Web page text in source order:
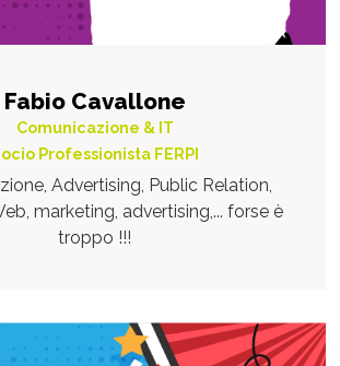
Fabio Cavallone
Comunicazione & IT
Professionista FERPI
Advertising, Public Relation,
marketing, advertising,... forse è
troppo !!!